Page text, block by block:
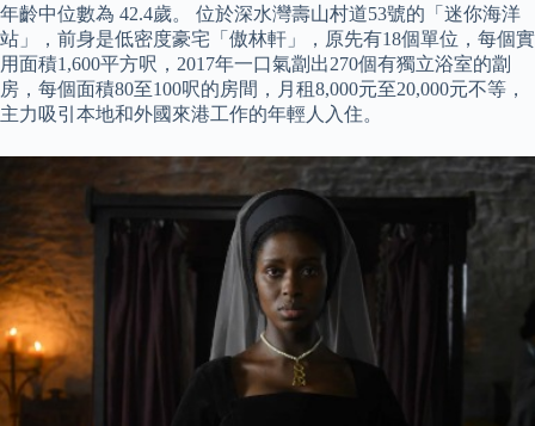
年齡中位數為 42.4歲。 位於深水灣壽山村道53號的「迷你海洋
站」，前身是低密度豪宅「傲林軒」，原先有18個單位，每個實
用面積1,600平方呎，2017年一口氣劏出270個有獨立浴室的劏
房，每個面積80至100呎的房間，月租8,000元至20,000元不等，
主力吸引本地和外國來港工作的年輕人入住。